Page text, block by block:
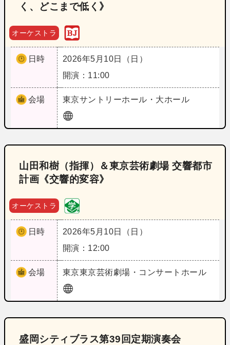
く、どこまで低く》
オーケストラ
日時
2026年5月10日（日）
開演：11:00
会場 東京サントリーホール・大ホール
山田和樹（指揮）＆東京芸術劇場 交響都市
計画《交響的変容》
オーケストラ
日時
2026年5月10日（日）
開演：12:00
会場 東京東京芸術劇場・コンサートホール
盛岡シティブラス第39回定期演奏会